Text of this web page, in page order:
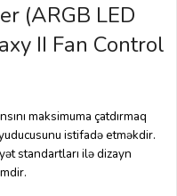
(ARGB LED
II Fan Control
maksimuma çatdırmaq
istifadə etməkdir.
standartları ilə dizayn